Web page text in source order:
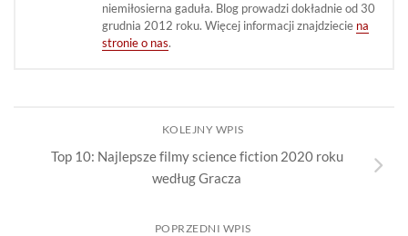
niemiłosierna gaduła. Blog prowadzi dokładnie od 30
grudnia 2012 roku. Więcej informacji znajdziecie na
stronie o nas.
KOLEJNY WPIS
Top 10: Najlepsze filmy science fiction 2020 roku
według Gracza
POPRZEDNI WPIS